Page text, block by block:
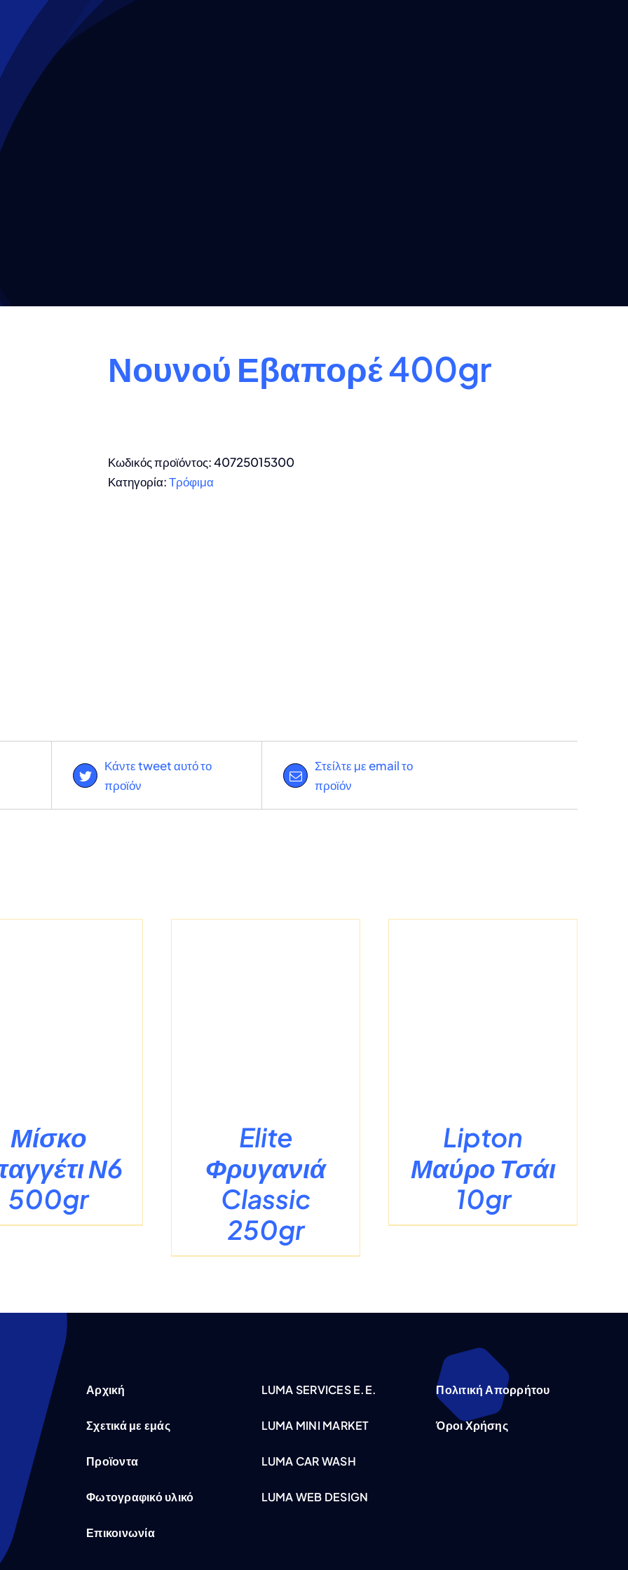
Νουνού Εβαπορέ 400gr
Κωδικός προϊόντος:40725015300
Κατηγορία:Τρόφιμα
Κάντε tweet αυτό το
προϊόν
Στείλτε με email το
προϊόν
Μίσκο
Ν6
500gr
Elite
Φρυγανιά
Classic
250gr
Lipton
Μαύρο Τσάι
10gr
Αρχική
Σχετικά με εμάς
Προϊοντα
Φωτογραφικό υλικό
Επικοινωνία
LUMA SERVICES E.E.
LUMA MINI MARKET
LUMA CAR WASH
LUMA WEB DESIGN
Πολιτική Απορρήτου
Όροι Χρήσης